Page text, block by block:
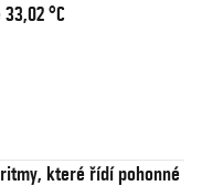
°C
které řídí pohonné